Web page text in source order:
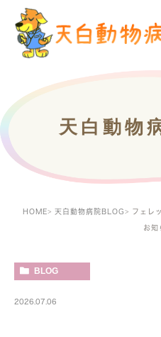
天白動物
HOME 天白動物病院BLOG フェレ
お知
BLOG
2026.07.06